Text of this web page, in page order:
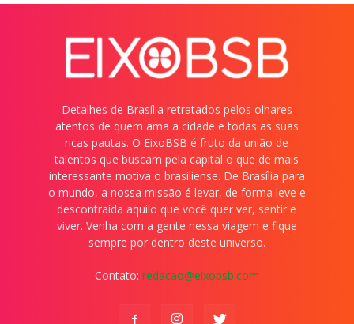
Detalhes de Brasília retratados pelos olhares
atentos de quem ama a cidade e todas as suas
ricas pautas. O EixoBSB é fruto da união de
talentos que buscam pela capital o que de mais
interessante motiva o brasiliense. De Brasília para
o mundo, a nossa missão é levar, de forma leve e
descontraída aquilo que você quer ver, sentir e
viver. Venha com a gente nessa viagem e fique
sempre por dentro deste universo.
Contato: redacao@eixobsb.com